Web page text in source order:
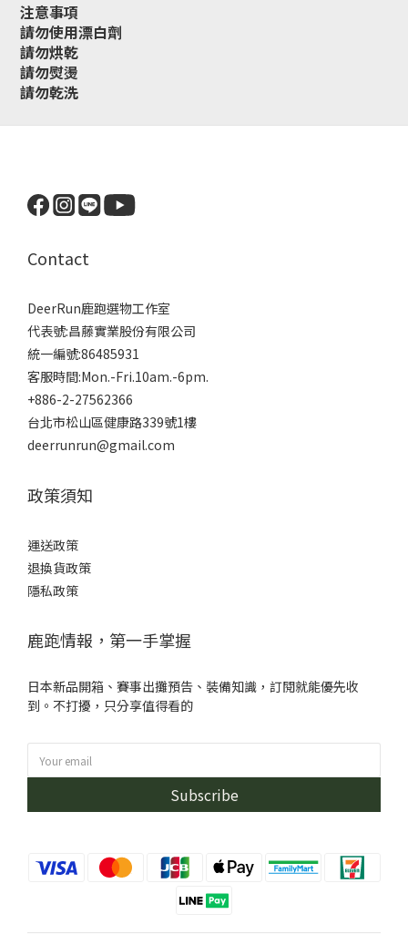
注意事項
請勿使用漂白劑
請勿烘乾
請勿熨燙
請勿乾洗
Contact
DeerRun鹿跑選物工作室
代表號:昌藤實業股份有限公司
統一編號:86485931
客服時間:Mon.-Fri.10am.-6pm.
+886-2-27562366
台北市松山區健康路339號1樓
deerrunrun@gmail.com
政策須知
運送政策
退換貨政策
隱私政策
鹿跑情報，第一手掌握
日本新品開箱、賽事出攤預告、裝備知識，訂閱就能優先收
到。不打擾，只分享值得看的
Subscribe